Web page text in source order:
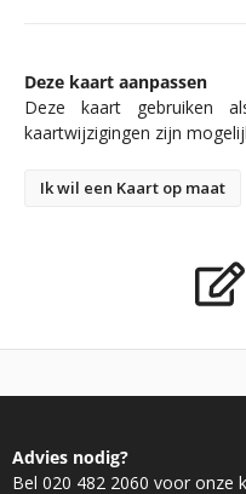
Deze kaart aanpassen
Deze kaart gebruiken
kaartwijzigingen zijn
Ik wil een Kaart op maat
Advies nodig?
Bel 020 482 2060 voor onze